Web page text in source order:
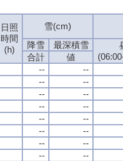
日照
時間
(h)
雪(cm)
降雪 最深積雪
合計
値
--
--
--
--
--
--
--
--
--
--
--
--
--
--
--
--